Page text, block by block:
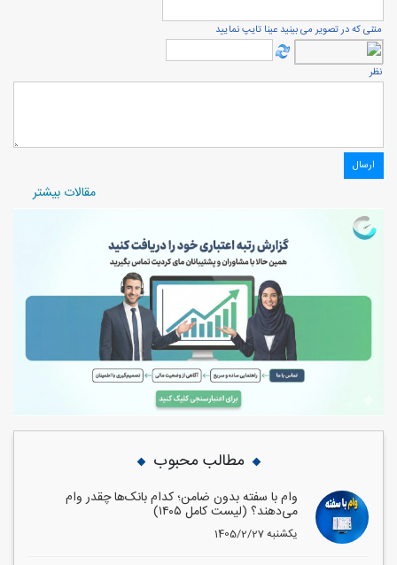
متنی که در تصویر می بینید عینا تایپ نمایید
نظر
مقالات بیشتر
مطالب محبوب
وام با سفته بدون ضامن؛ کدام بانک‌ها چقدر وام
می‌دهند؟ (لیست کامل ۱۴۰۵)
1405/2/27 یکشنبه